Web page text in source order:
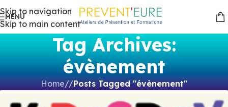
Skip to navigation
Skip to main content
MENU
Tag Archives:
évènement
Home/ Posts Tagged "évènement"